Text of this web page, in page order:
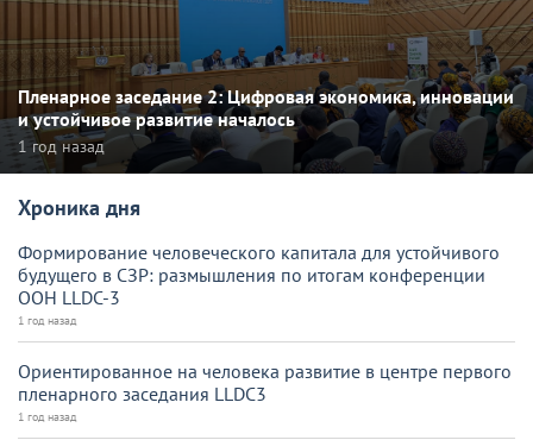
Пленарное заседание 2: Цифровая экономика, инновации
и устойчивое развитие началось
1 год назад
Хроника дня
Формирование человеческого капитала для устойчивого
будущего в СЗР: размышления по итогам конференции
ООН LLDC-3
1 год назад
Ориентированное на человека развитие в центре первого
пленарного заседания LLDC3
1 год назад